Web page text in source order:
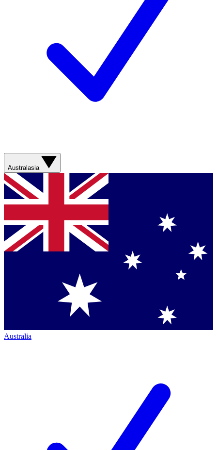
Australasia
Australia